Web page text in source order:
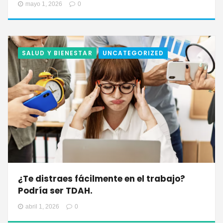
mayo 1, 2026 0
SALUD Y BIENESTAR UNCATEGORIZED
¿Te distraes fácilmente en el trabajo?
Podría ser TDAH.
abril 1, 2026 0